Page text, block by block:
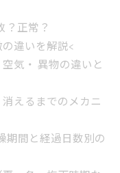
？正常？
違いを解説<
気・ 異物の違いと
えるまでのメカニ
期間と経過日数別の